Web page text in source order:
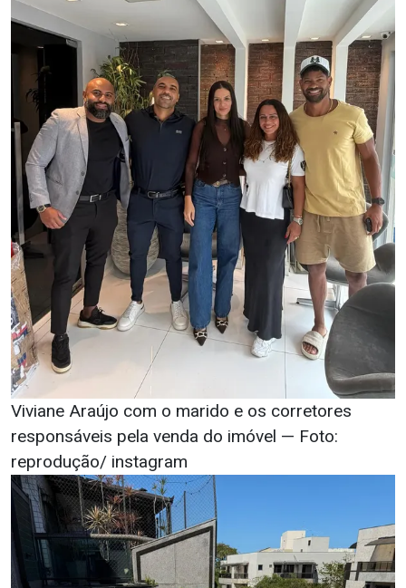
Viviane Araújo com o marido e os corretores
responsáveis pela venda do imóvel — Foto:
reprodução/ instagram